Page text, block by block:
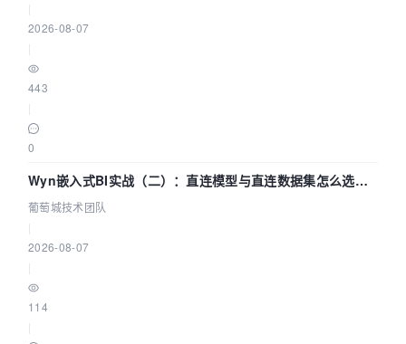
2026-08-07
443
0
Wyn嵌入式BI实战（二）：直连模型与直连数据集怎么选，
参数为什么不生效？| 葡萄城技术团队
葡萄城技术团队
2026-08-07
114